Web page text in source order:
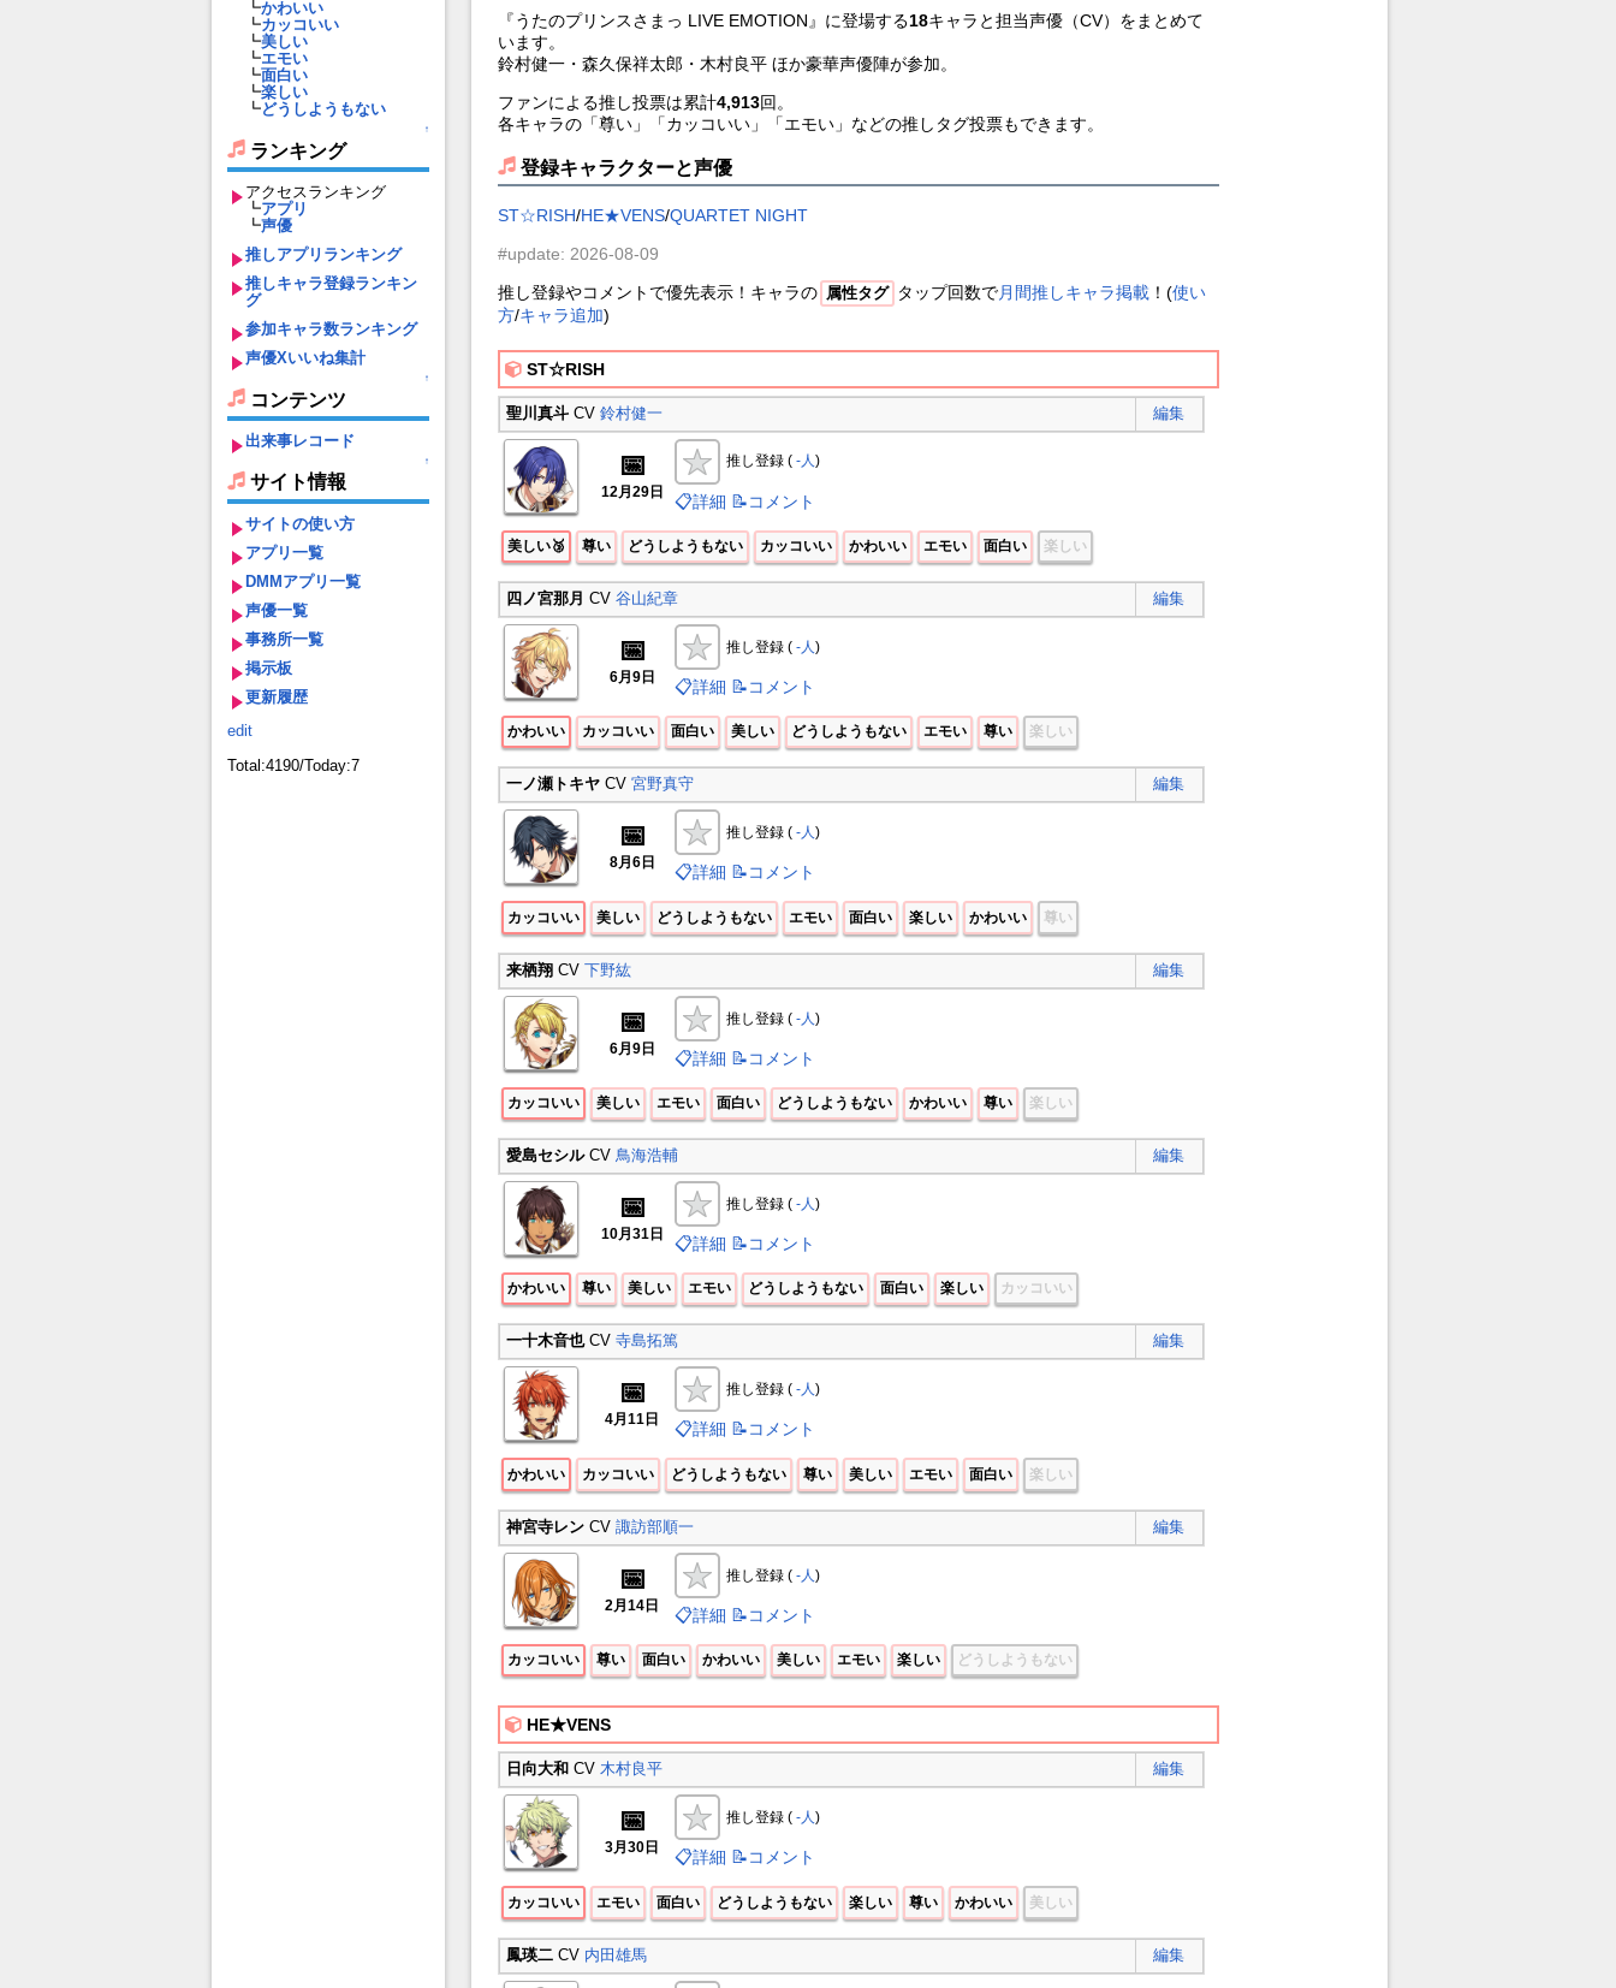
┗かわいい
┗カッコいい
┗美しい
┗エモい
┗面白い
┗楽しい
┗どうしようもない
↑
ランキング
アクセスランキング
┗アプリ
┗声優
推しアプリランキング
推しキャラ登録ランキン
グ
参加キャラ数ランキング
声優Xいいね集計
↑
コンテンツ
出来事レコード
↑
サイト情報
サイトの使い方
アプリ一覧
DMMアプリ一覧
声優一覧
事務所一覧
掲示板
更新履歴
edit
Total:4190/Today:7
『うたのプリンスさまっ LIVE EMOTION』に登場する18キャラと担当声優（CV）をまとめて
います。
鈴村健一・森久保祥太郎・木村良平 ほか豪華声優陣が参加。
ファンによる推し投票は累計4,913回。
各キャラの「尊い」「カッコいい」「エモい」などの推しタグ投票もできます。
登録キャラクターと声優
ST☆RISH/HE★VENS/QUARTET NIGHT
#update: 2026-08-09
推し登録やコメントで優先表示！キャラの 属性タグ タップ回数で月間推しキャラ掲載 ！(使い
方/キャラ追加)
ST☆RISH
聖川真斗CV 鈴村健一 編集
📅
12月29日
推し登録 ( -人)
📋詳細 📝コメント
美しい🥉 尊い どうしようもない カッコいい かわいい エモい 面白い 楽しい
四ノ宮那月 CV 谷山紀章 編集
📅
6月9日
推し登録 ( -人 )
📋詳細 📝コメント
かわいい カッコいい 面白い 美しい どうしようもない エモい 尊い 楽しい
一ノ瀬トキヤCV 宮野真守 編集
📅
8月6日
推し登録 ( -人)
📋詳細 📝コメント
カッコいい 美しい どうしようもない エモい 面白い 楽しい かわいい 尊い
来栖翔CV 下野紘 編集
📅
6月9日
推し登録 ( -人 )
📋詳細 📝コメント
カッコいい 美しい エモい 面白い どうしようもない かわいい 尊い 楽しい
愛島セシルCV 鳥海浩輔 編集
📅
10月31日
推し登録 ( -人)
📋詳細 📝コメント
かわいい 尊い 美しい エモい どうしようもない 面白い 楽しい カッコいい
一十木音也CV 寺島拓篤 編集
📅
4月11日
推し登録 ( -人)
📋詳細 📝コメント
かわいい カッコいい どうしようもない 尊い 美しい エモい 面白い 楽しい
神宮寺レンCV 諏訪部順一 編集
📅
2月14日
推し登録 ( -人 )
📋詳細 📝コメント
カッコいい 尊い 面白い かわいい 美しい エモい 楽しい どうしようもない
HE★VENS
日向大和 CV 木村良平 編集
📅
3月30日
推し登録 ( -人)
📋詳細 📝コメント
カッコいい エモい 面白い どうしようもない 楽しい 尊い かわいい 美しい
鳳瑛二CV 内田雄馬 編集